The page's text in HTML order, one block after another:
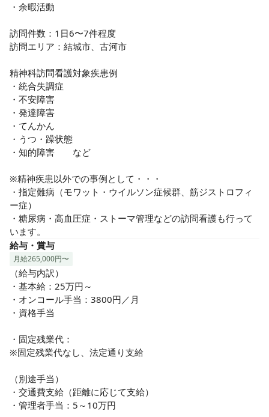
・余暇活動
訪問件数：1日6〜7件程度
訪問エリア：結城市、古河市
精神科訪問看護対象疾患例
・統合失調症
・不安障害
・発達障害
・てんかん
・うつ・躁状態
・知的障害　　など
※精神疾患以外での事例として・・・
・指定難病（モワット・ウイルソン症候群、筋ジストロフィ
ー症）
・糖尿病・高血圧症・ストーマ管理などの訪問看護も行って
います。
給与・賞与
月給265,000円〜
（給与内訳）
・基本給：25万円～
・オンコール手当：3800円／月
・資格手当
・固定残業代：
※固定残業代なし、法定通り支給
（別途手当）
・交通費支給（距離に応じて支給）
・管理者手当：5～10万円